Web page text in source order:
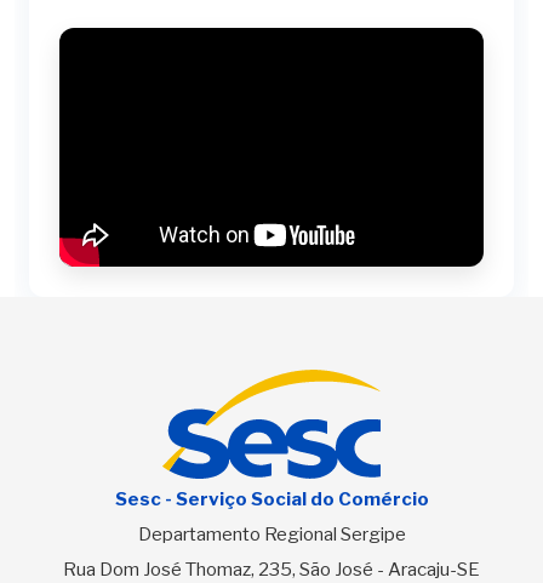
Sesc - Serviço Social do Comércio
Departamento Regional Sergipe
Rua Dom José Thomaz, 235, São José - Aracaju-SE